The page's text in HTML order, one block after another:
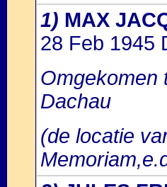
1) MAX
28 Feb 1945
Omgekomen
Dachau
(de locatie